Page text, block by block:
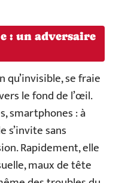
: un adversaire
qu’invisible, se fraie
le fond de l’œil.
smartphones : à
s’invite sans
Rapidement, elle
maux de tête